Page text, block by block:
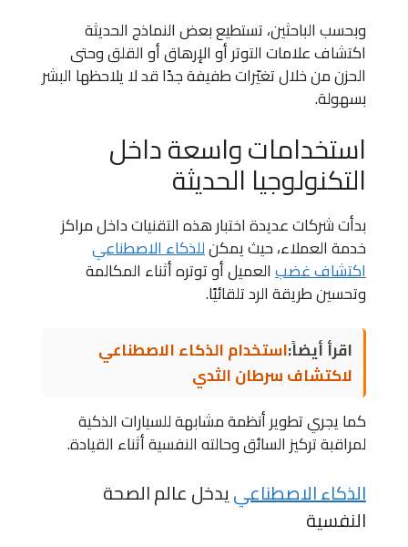
وبحسب الباحثين، تستطيع بعض النماذج الحديثة
اكتشاف علامات التوتر أو الإرهاق أو القلق وحتى
الحزن من خلال تغيّرات طفيفة جدًا قد لا يلاحظها البشر
بسهولة.
استخدامات واسعة داخل
التكنولوجيا الحديثة
بدأت شركات عديدة اختبار هذه التقنيات داخل مراكز
خدمة العملاء، حيث يمكنللذكاء الاصطناعي
اكتشاف غضبالعميل أو توتره أثناء المكالمة
وتحسين طريقة الرد تلقائيًا.
اقرأ أيضاً:استخدام الذكاء الاصطناعي
لاكتشاف سرطان الثدي
كما يجري تطوير أنظمة مشابهة للسيارات الذكية
لمراقبة تركيز السائق وحالته النفسية أثناء القيادة.
الذكاء الاصطناعييدخل عالم الصحة
النفسية